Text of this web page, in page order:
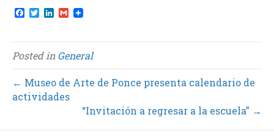
F
e
b
o
o
k
T
t
t
e
r
L
k
e
d
I
n
G
i
l
Posted inGeneral
← Museo de Arte de Ponce presenta calendario de
actividades
“Invitación a regresar a la escuela” →